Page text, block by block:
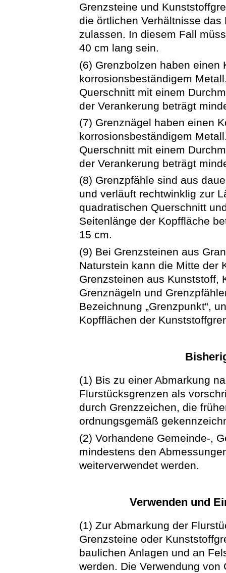
Grenzsteine und
die örtlichen Verhältnisse
zulassen. In diesem Fall
40 cm lang sein.
(6) Grenzbolzen haben einen
korrosionsbeständigem
Querschnitt mit einem
der Verankerung beträgt
(7) Grenznägel haben einen
korrosionsbeständigem
Querschnitt mit einem
der Verankerung beträgt
(8) Grenzpfähle sind aus
und verläuft rechtwinklig zur
quadratischen Querschnitt
Seitenlänge der Kopffläche
15 cm.
(9) Bei Grenzsteinen aus
Naturstein kann die Mitte der
Grenzsteinen aus Kunststoff,
Grenznägeln und
Bezeichnung „Grenzpunkt“,
Kopfflächen der
(1) Bis zu einer Abmarkung
Flurstücksgrenzen als
durch Grenzzeichen, die
ordnungsgemäß
(2) Vorhandene Gemeinde-,
mindestens den
weiterverwendet werden.
Verwenden und
(1) Zur Abmarkung der
Grenzsteine oder
baulichen Anlagen und an
werden. Die Verwendung